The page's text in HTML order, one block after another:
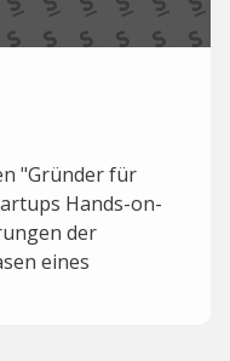
"Gründer für
Hands-on-
der
eines